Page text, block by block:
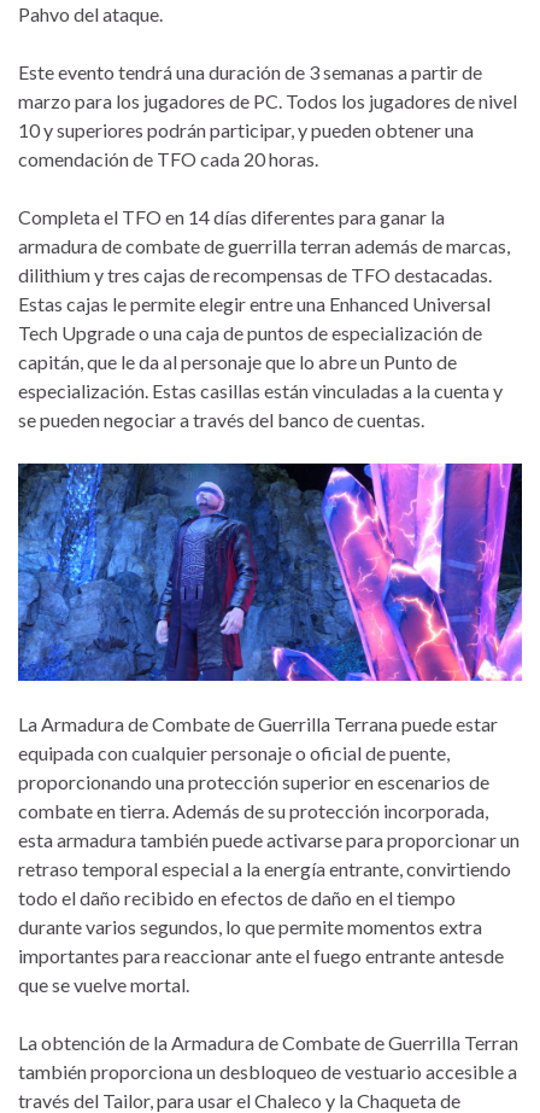
Pahvo del ataque.
Este evento tendrá una duración de 3 semanas a partir de
marzo para los jugadores de PC. Todos los jugadores de nivel
10 y superiores podrán participar, y pueden obtener una
comendación de TFO cada 20 horas.
Completa el TFO en 14 días diferentes para ganar la
armadura de combate de guerrilla terran además de marcas,
dilithium y tres cajas de recompensas de TFO destacadas.
Estas cajas le permite elegir entre una Enhanced Universal
Tech Upgrade o una caja de puntos de especialización de
capitán, que le da al personaje que lo abre un Punto de
especialización. Estas casillas están vinculadas a la cuenta y
se pueden negociar a través del banco de cuentas.
La Armadura de Combate de Guerrilla Terrana puede estar
equipada con cualquier personaje o oficial de puente,
proporcionando una protección superior en escenarios de
combate en tierra. Además de su protección incorporada,
esta armadura también puede activarse para proporcionar un
retraso temporal especial a la energía entrante, convirtiendo
todo el daño recibido en efectos de daño en el tiempo
durante varios segundos, lo que permite momentos extra
importantes para reaccionar ante el fuego entrante antesde
que se vuelve mortal.
La obtención de la Armadura de Combate de Guerrilla Terran
también proporciona un desbloqueo de vestuario accesible a
través del Tailor, para usar el Chaleco y la Chaqueta de